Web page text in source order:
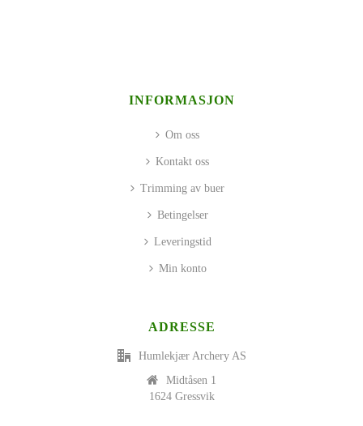
INFORMASJON
Om oss
Kontakt oss
Trimming av buer
Betingelser
Leveringstid
Min konto
ADRESSE
Humlekjær Archery AS
Midtåsen 1
1624 Gressvik